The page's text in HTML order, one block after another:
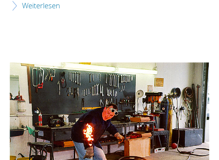
Weiterlesen